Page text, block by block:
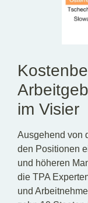
im Visier
Ausgehend von
den Positionen
und höheren
die TPA
und